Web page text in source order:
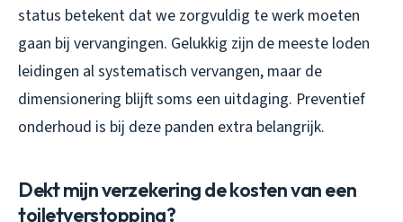
status betekent dat we zorgvuldig te werk moeten
gaan bij vervangingen. Gelukkig zijn de meeste loden
leidingen al systematisch vervangen, maar de
dimensionering blijft soms een uitdaging. Preventief
onderhoud is bij deze panden extra belangrijk.
Dekt mijn verzekering de kosten van een
toiletverstopping?